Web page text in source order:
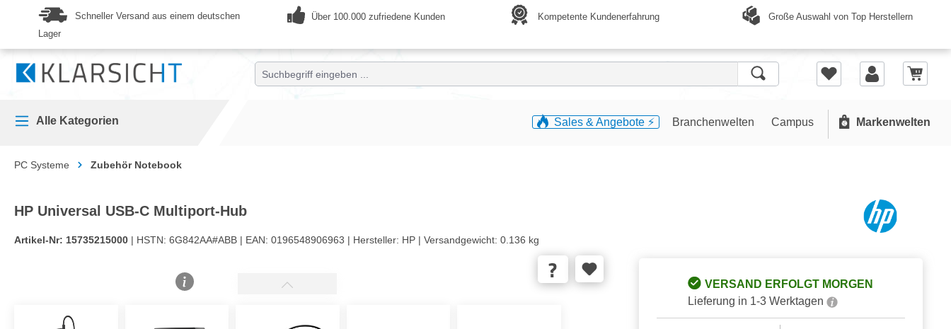
Zur Hauptnavigation springen
Schneller Versand aus einem deutschen
Lager
Über 100.000 zufriedene Kunden Kompetente Kundenerfahrung Große Auswahl von Top Herstellern
Alle Kategorien Sales & Angebote ⚡️ Branchenwelten Campus Markenwelten
PC Systeme Zubehör Notebook
HP Universal USB-C Multiport-Hub
Artikel-Nr: 15735215000 | HSTN: 6G842AA#ABB | EAN: 0196548906963 | Hersteller: HP | Versandgewicht: 0.136 kg
VERSAND ERFOLGT MORGEN
Lieferung in 1-3 Werktagen